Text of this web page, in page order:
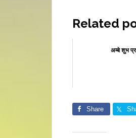
Related
अम्बे शुभ
Share